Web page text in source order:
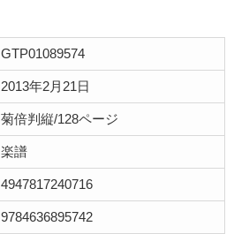
GTP01089574
2013年2月21日
菊倍判縦/128ページ
楽譜
4947817240716
9784636895742